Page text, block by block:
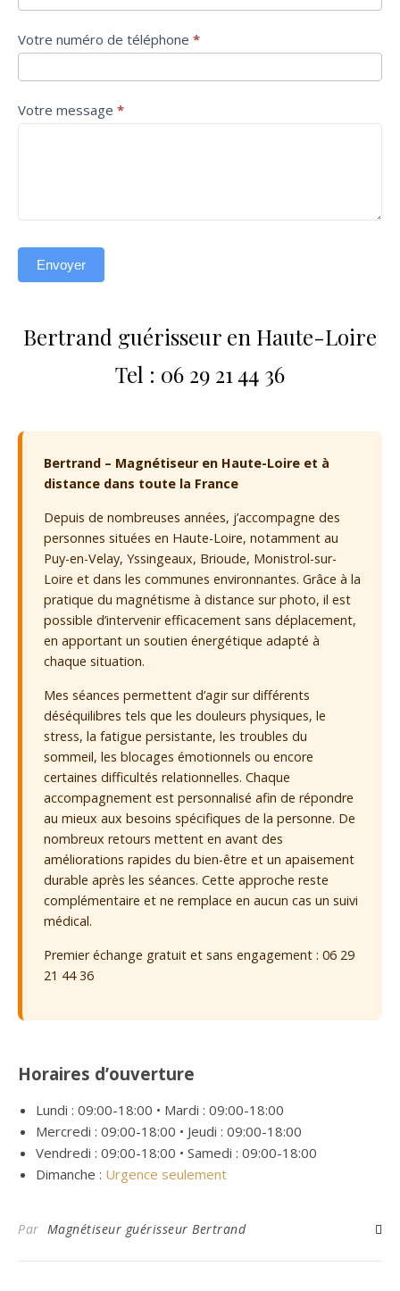
Votre numéro de téléphone *
Votre message *
Envoyer
Bertrand guérisseur en Haute-Loire
Tel : 06 29 21 44 36
Bertrand – Magnétiseur en Haute-Loire et à
distance dans toute la France
Depuis de nombreuses années, j’accompagne des
personnes situées en Haute-Loire, notamment au
Puy-en-Velay, Yssingeaux, Brioude, Monistrol-sur-
Loire et dans les communes environnantes. Grâce à la
pratique du magnétisme à distance sur photo, il est
possible d’intervenir efficacement sans déplacement,
en apportant un soutien énergétique adapté à
chaque situation.
Mes séances permettent d’agir sur différents
déséquilibres tels que les douleurs physiques, le
stress, la fatigue persistante, les troubles du
sommeil, les blocages émotionnels ou encore
certaines difficultés relationnelles. Chaque
accompagnement est personnalisé afin de répondre
au mieux aux besoins spécifiques de la personne. De
nombreux retours mettent en avant des
améliorations rapides du bien-être et un apaisement
durable après les séances. Cette approche reste
complémentaire et ne remplace en aucun cas un suivi
médical.
Premier échange gratuit et sans engagement : 06 29
21 44 36
Horaires d’ouverture
Lundi : 09:00-18:00 • Mardi : 09:00-18:00
Mercredi : 09:00-18:00 • Jeudi : 09:00-18:00
Vendredi : 09:00-18:00 • Samedi : 09:00-18:00
Dimanche : Urgence seulement
Par Magnétiseur guérisseur Bertrand